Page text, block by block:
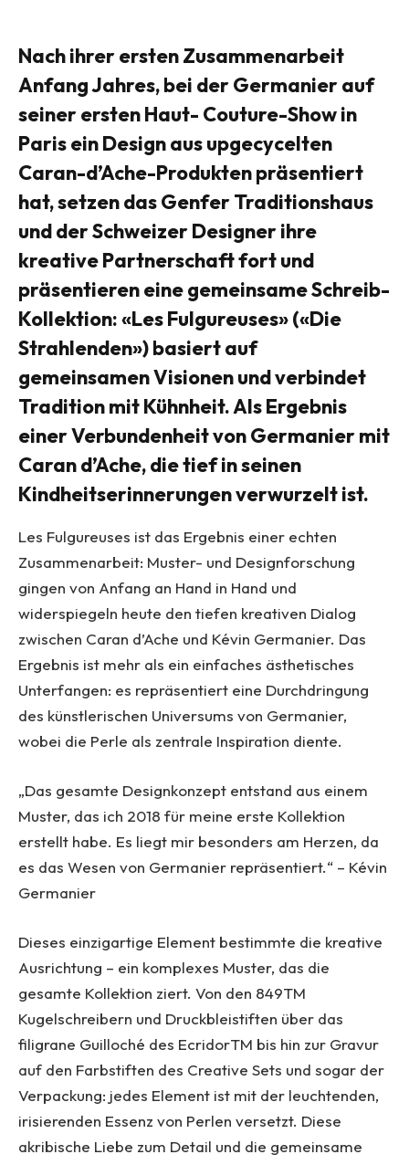
Nach ihrer ersten Zusammenarbeit
Anfang Jahres, bei der Germanier auf
seiner ersten Haut- Couture-Show in
Paris ein Design aus upgecycelten
Caran-d’Ache-Produkten präsentiert
hat, setzen das Genfer Traditionshaus
und der Schweizer Designer ihre
kreative Partnerschaft fort und
präsentieren eine gemeinsame Schreib-
Kollektion: «Les Fulgureuses» («Die
Strahlenden») basiert auf
gemeinsamen Visionen und verbindet
Tradition mit Kühnheit. Als Ergebnis
einer Verbundenheit von Germanier mit
Caran d’Ache, die tief in seinen
Kindheitserinnerungen verwurzelt ist.
Les Fulgureuses ist das Ergebnis einer echten
Zusammenarbeit: Muster- und Designforschung
gingen von Anfang an Hand in Hand und
widerspiegeln heute den tiefen kreativen Dialog
zwischen Caran d’Ache und Kévin Germanier. Das
Ergebnis ist mehr als ein einfaches ästhetisches
Unterfangen: es repräsentiert eine Durchdringung
des künstlerischen Universums von Germanier,
wobei die Perle als zentrale Inspiration diente.
„Das gesamte Designkonzept entstand aus einem
Muster, das ich 2018 für meine erste Kollektion
erstellt habe. Es liegt mir besonders am Herzen, da
es das Wesen von Germanier repräsentiert.“ – Kévin
Germanier
Dieses einzigartige Element bestimmte die kreative
Ausrichtung – ein komplexes Muster, das die
gesamte Kollektion ziert. Von den 849TM
Kugelschreibern und Druckbleistiften über das
filigrane Guilloché des EcridorTM bis hin zur Gravur
auf den Farbstiften des Creative Sets und sogar der
Verpackung: jedes Element ist mit der leuchtenden,
irisierenden Essenz von Perlen versetzt. Diese
akribische Liebe zum Detail und die gemeinsame